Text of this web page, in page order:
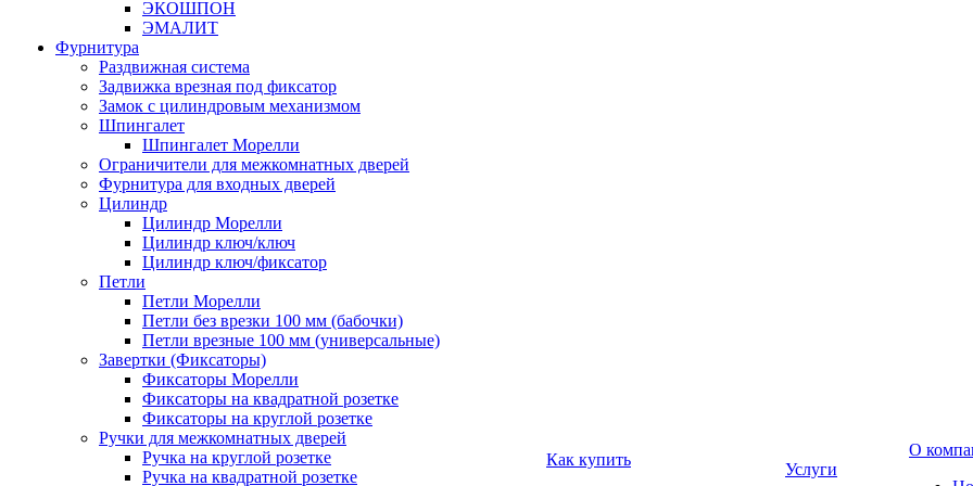
ЭКОШПОН
ЭМАЛИТ
Фурнитура
Раздвижная система
Задвижка врезная под фиксатор
Замок с цилиндровым механизмом
Шпингалет
Шпингалет Морелли
Ограничители для межкомнатных дверей
Фурнитура для входных дверей
Цилиндр
Цилиндр Морелли
Цилиндр ключ/ключ
Цилиндр ключ/фиксатор
Петли
Петли Морелли
Петли без врезки 100 мм (бабочки)
Петли врезные 100 мм (универсальные)
Завертки (Фиксаторы)
Фиксаторы Морелли
Фиксаторы на квадратной розетке
Фиксаторы на круглой розетке
Ручки для межкомнатных дверей
Ручка на круглой розетке
Ручка на квадратной розетке
Как купить
Услуги
О